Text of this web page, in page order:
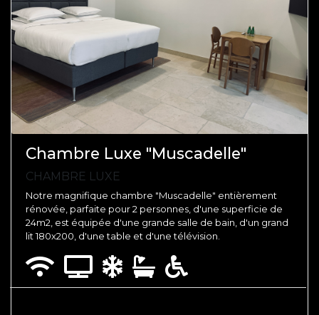
Chambre Luxe "Muscadelle"
CHAMBRE LUXE
Notre magnifique chambre "Muscadelle" entièrement
rénovée, parfaite pour 2 personnes, d'une superficie de
24m2, est équipée d'une grande salle de bain, d'un grand
lit 180x200, d'une table et d'une télévision.